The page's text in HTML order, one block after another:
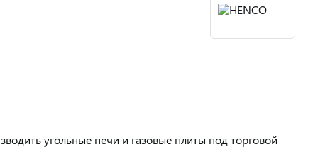
угольные печи и газовые плиты под торговой